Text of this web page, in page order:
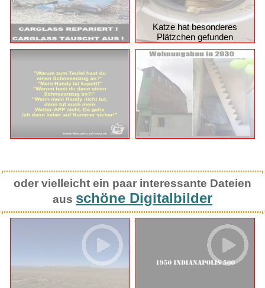
Katze hat besonderes
Plätzchen gefunden
oder vielleicht ein paar interessante Dateien
aus schöne Digitalbilder